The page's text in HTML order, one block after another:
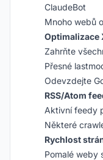
ClaudeBot
Mnoho webů
Optimalizace
Zahrňte
Přesné
Odevzdejte
RSS/Atom
Aktivní feedy
Některé
Rychlost
Pomalé weby